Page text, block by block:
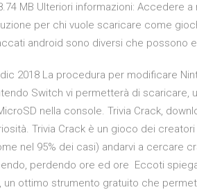
MB Ulteriori informazioni: Accedere
per chi vuole scaricare come
android sono diversi che possono
2018 La procedura per modificare
Switch vi permetterà di scaricare,
nella console. Trivia Crack,
Trivia Crack è un gioco dei
nel 95% dei casi) andarvi a cercare
perdendo ore ed ore Eccoti
un ottimo strumento gratuito che